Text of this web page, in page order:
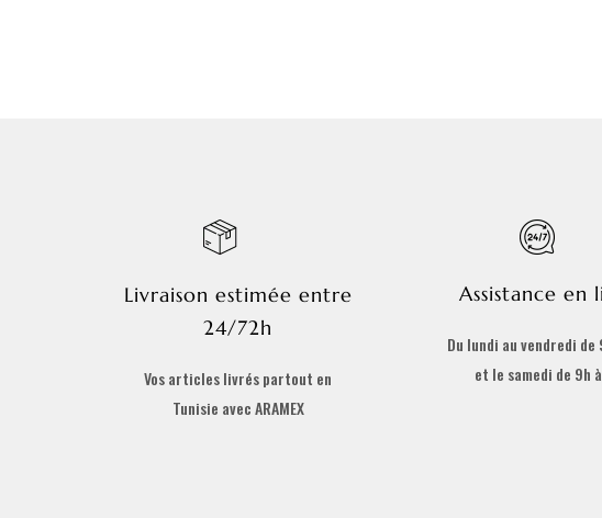
Livraison estimée entre
24/72h
Vos articles livrés partout en
Tunisie avec ARAMEX
Assistance en
Du lundi au vendredi de
et le samedi de 9h